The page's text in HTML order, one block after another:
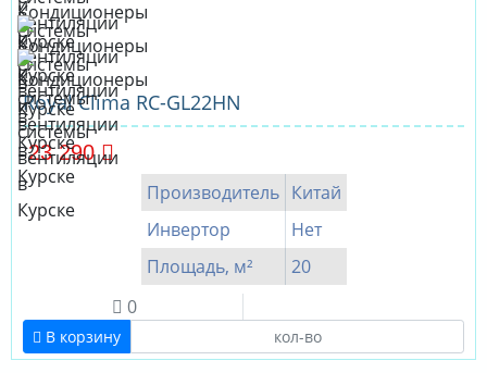
Royal Clima RC-GL22HN
23 290
Производитель Китай
Инвертор
Нет
Площадь, м²
20
0
В корзину